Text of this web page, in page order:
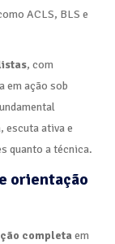
ACLS, BLS e
, com
em ação sob
escuta ativa e
quanto a técnica.
orientação
completa em